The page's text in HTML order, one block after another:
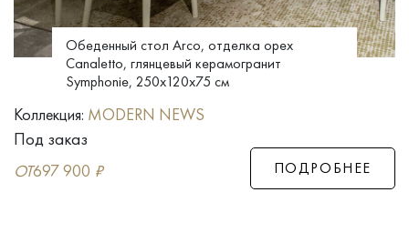
Обеденный стол Arco, отделка орех
Canaletto, глянцевый керамогранит
Symphonie, 250x120x75 см
Коллекция: MODERN NEWS
Под заказ
ОТ697 900 ₽ ПОДРОБНЕЕ